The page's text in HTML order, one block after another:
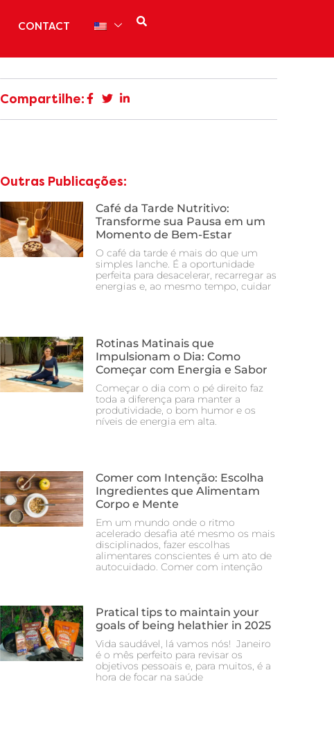
CONTACT
Compartilhe:
Outras Publicações:
Café da Tarde Nutritivo:
Transforme sua Pausa em um
Momento de Bem-Estar
O café da tarde é mais do que um
simples lanche. É a oportunidade
perfeita para desacelerar, recarregar as
energias e, ao mesmo tempo, cuidar
Rotinas Matinais que
Impulsionam o Dia: Como
Começar com Energia e Sabor
Começar o dia com o pé direito faz
toda a diferença para manter a
produtividade, o bom humor e os
níveis de energia em alta.
Comer com Intenção: Escolha
Ingredientes que Alimentam
Corpo e Mente
Em um mundo onde o ritmo
acelerado desafia até mesmo os mais
disciplinados, fazer escolhas
alimentares conscientes é um ato de
autocuidado. Comer com intenção
Pratical tips to maintain your
goals of being helathier in 2025
Vida saudável, lá vamos nós! Janeiro
é o mês perfeito para revisar os
objetivos pessoais e, para muitos, é a
hora de focar na saúde